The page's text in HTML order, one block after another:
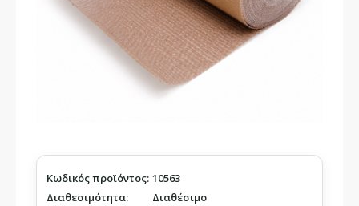
Κωδικός προϊόντος: 10563
Διαθεσιμότητα:
Διαθέσιμο